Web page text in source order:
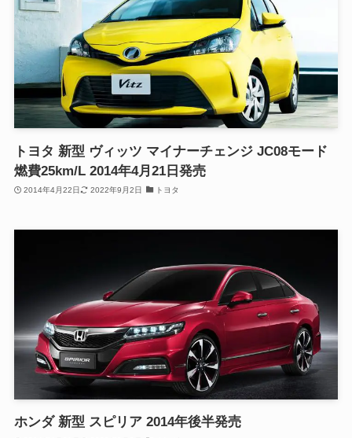
トヨタ 新型 ヴィッツ マイナーチェンジ JC08モード
燃費25km/L 2014年4月21日発売
2014年4月22日 2022年9月2日 トヨタ
ホンダ 新型 スピリア 2014年後半発売